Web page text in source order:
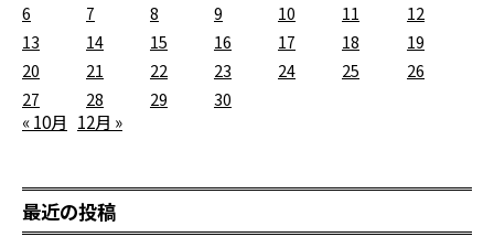
6
7 8 9 10 11
12
13
14 15 16 17 18
19
20
21 22 23 24 25
26
27
28 29 30
« 10月 12月 »
最近の投稿